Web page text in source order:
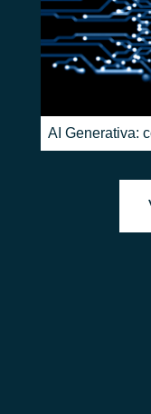
AI Generativa: